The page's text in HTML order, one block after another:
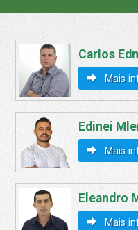
Carlos
Mais
Edinei
Mais
Eleandro
Mais